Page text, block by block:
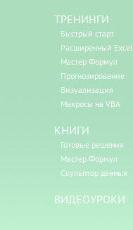
ТРЕНИНГИ
Быстрый старт
Расширенный Excel
Мастер Формул
Прогнозирование
Визуализация
Макросы на VBA
КНИГИ
Готовые решения
Мастер Формул
Скульптор данных
ВИДЕОУРОКИ